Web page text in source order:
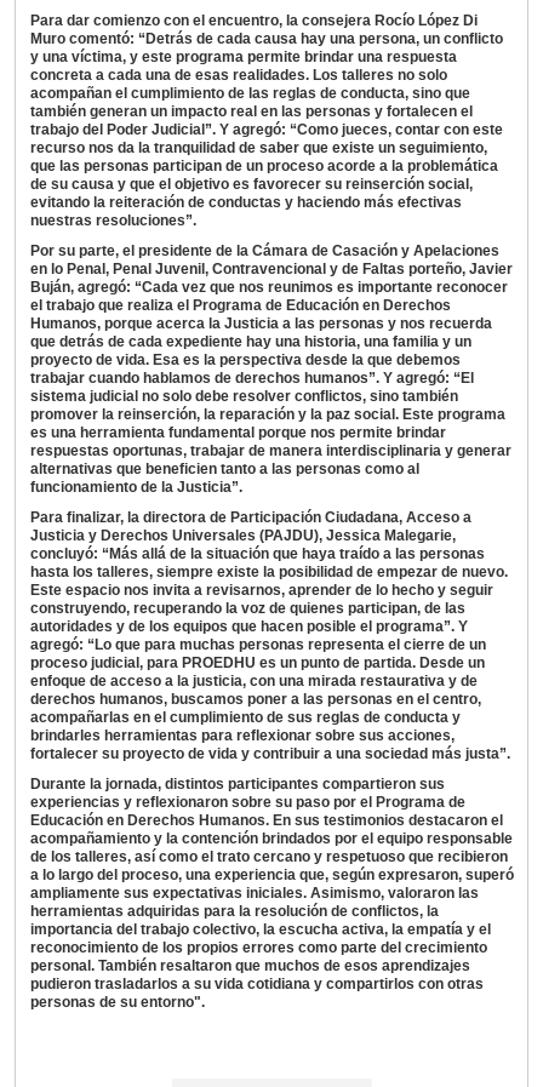
Para dar comienzo con el encuentro, la consejera Rocío López Di
Muro comentó: “Detrás de cada causa hay una persona, un conflicto
y una víctima, y este programa permite brindar una respuesta
concreta a cada una de esas realidades. Los talleres no solo
acompañan el cumplimiento de las reglas de conducta, sino que
también generan un impacto real en las personas y fortalecen el
trabajo del Poder Judicial”. Y agregó: “Como jueces, contar con este
recurso nos da la tranquilidad de saber que existe un seguimiento,
que las personas participan de un proceso acorde a la problemática
de su causa y que el objetivo es favorecer su reinserción social,
evitando la reiteración de conductas y haciendo más efectivas
nuestras resoluciones”.
Por su parte, el presidente de la Cámara de Casación y Apelaciones
en lo Penal, Penal Juvenil, Contravencional y de Faltas porteño, Javier
Buján, agregó: “Cada vez que nos reunimos es importante reconocer
el trabajo que realiza el Programa de Educación en Derechos
Humanos, porque acerca la Justicia a las personas y nos recuerda
que detrás de cada expediente hay una historia, una familia y un
proyecto de vida. Esa es la perspectiva desde la que debemos
trabajar cuando hablamos de derechos humanos”. Y agregó: “El
sistema judicial no solo debe resolver conflictos, sino también
promover la reinserción, la reparación y la paz social. Este programa
es una herramienta fundamental porque nos permite brindar
respuestas oportunas, trabajar de manera interdisciplinaria y generar
alternativas que beneficien tanto a las personas como al
funcionamiento de la Justicia”.
Para finalizar, la directora de Participación Ciudadana, Acceso a
Justicia y Derechos Universales (PAJDU), Jessica Malegarie,
concluyó: “Más allá de la situación que haya traído a las personas
hasta los talleres, siempre existe la posibilidad de empezar de nuevo.
Este espacio nos invita a revisarnos, aprender de lo hecho y seguir
construyendo, recuperando la voz de quienes participan, de las
autoridades y de los equipos que hacen posible el programa”. Y
agregó: “Lo que para muchas personas representa el cierre de un
proceso judicial, para PROEDHU es un punto de partida. Desde un
enfoque de acceso a la justicia, con una mirada restaurativa y de
derechos humanos, buscamos poner a las personas en el centro,
acompañarlas en el cumplimiento de sus reglas de conducta y
brindarles herramientas para reflexionar sobre sus acciones,
fortalecer su proyecto de vida y contribuir a una sociedad más justa”.
Durante la jornada, distintos participantes compartieron sus
experiencias y reflexionaron sobre su paso por el Programa de
Educación en Derechos Humanos. En sus testimonios destacaron el
acompañamiento y la contención brindados por el equipo responsable
de los talleres, así como el trato cercano y respetuoso que recibieron
a lo largo del proceso, una experiencia que, según expresaron, superó
ampliamente sus expectativas iniciales. Asimismo, valoraron las
herramientas adquiridas para la resolución de conflictos, la
importancia del trabajo colectivo, la escucha activa, la empatía y el
reconocimiento de los propios errores como parte del crecimiento
personal. También resaltaron que muchos de esos aprendizajes
pudieron trasladarlos a su vida cotidiana y compartirlos con otras
personas de su entorno".